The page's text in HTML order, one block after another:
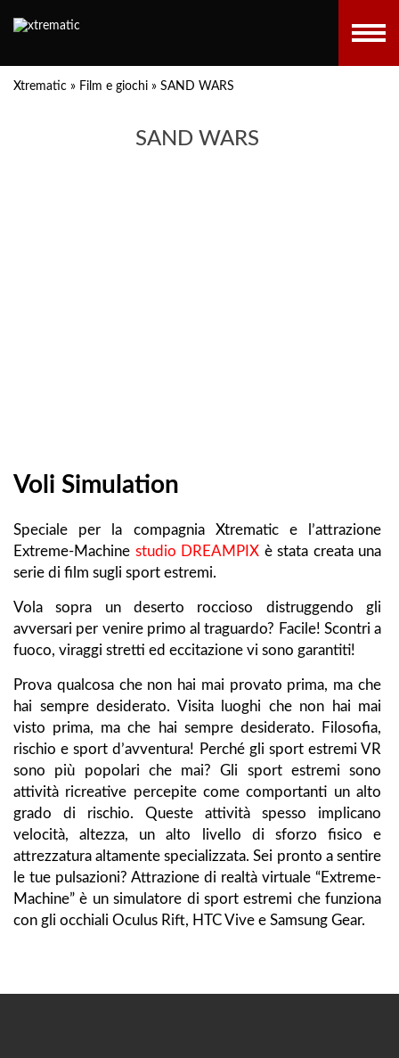
Xtrematic » Film e giochi » SAND WARS
SAND WARS
Voli Simulation
Speciale per la compagnia Xtrematic e l’attrazione
Extreme-Machine studio DREAMPIX è stata creata una
serie di film sugli sport estremi.
Vola sopra un deserto roccioso distruggendo gli
avversari per venire primo al traguardo? Facile! Scontri a
fuoco, viraggi stretti ed eccitazione vi sono garantiti!
Prova qualcosa che non hai mai provato prima, ma che
hai sempre desiderato. Visita luoghi che non hai mai
visto prima, ma che hai sempre desiderato. Filosofia,
rischio e sport d’avventura! Perché gli sport estremi VR
sono più popolari che mai? Gli sport estremi sono
attività ricreative percepite come comportanti un alto
grado di rischio. Queste attività spesso implicano
velocità, altezza, un alto livello di sforzo fisico e
attrezzatura altamente specializzata. Sei pronto a sentire
le tue pulsazioni? Attrazione di realtà virtuale “Extreme-
Machine” è un simulatore di sport estremi che funziona
con gli occhiali Oculus Rift, HTC Vive e Samsung Gear.